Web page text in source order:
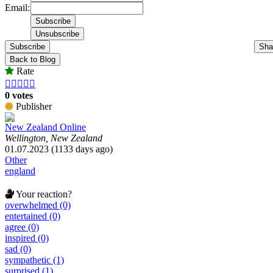
Email:
Subscribe
Back to Blog
Rate
    
0 votes
Publisher
New Zealand Online
Wellington, New Zealand
01.07.2023 (1133 days ago)
Other
england
Your reaction?
overwhelmed (0)
entertained (0)
agree (0)
inspired (0)
sad (0)
sympathetic (1)
surprised (1)